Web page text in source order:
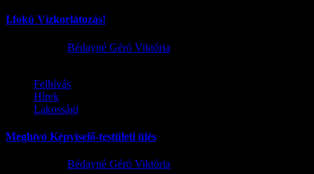
I.fokú Vízkorlátozás!
Bédayné Géró Viktória
Felhívás
Hírek
Lakossági
Meghívó Képviselő-testületi ülés
Bédayné Géró Viktória